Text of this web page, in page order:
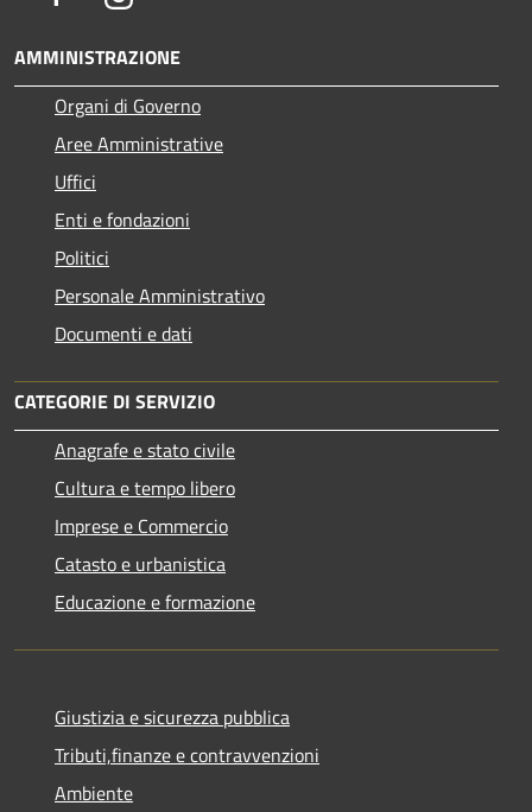
AMMINISTRAZIONE
Organi di Governo
Aree Amministrative
Uffici
Enti e fondazioni
Politici
Personale Amministrativo
Documenti e dati
CATEGORIE DI SERVIZIO
Anagrafe e stato civile
Cultura e tempo libero
Imprese e Commercio
Catasto e urbanistica
Educazione e formazione
Giustizia e sicurezza pubblica
Tributi,finanze e contravvenzioni
Ambiente